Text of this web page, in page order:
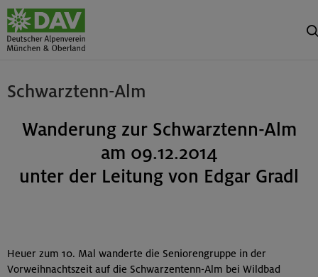
Schwarztenn-Alm
Wanderung zur Schwarztenn-Alm
am 09.12.2014
unter der Leitung von Edgar Gradl
Heuer zum 10. Mal wanderte die Seniorengruppe in der
Vorweihnachtszeit auf die Schwarzentenn-Alm bei Wildbad